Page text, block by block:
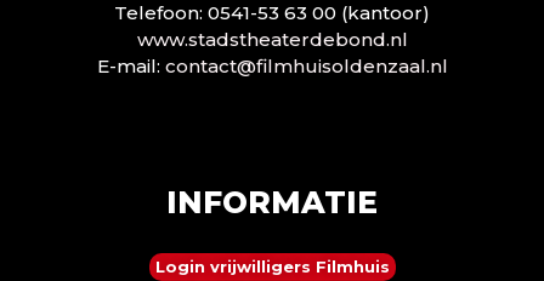
Telefoon: 0541-53 63 00 (kantoor)
www.stadstheaterdebond.nl
E-mail: contact@filmhuisoldenzaal.nl
INFORMATIE
Login vrijwilligers Filmhuis